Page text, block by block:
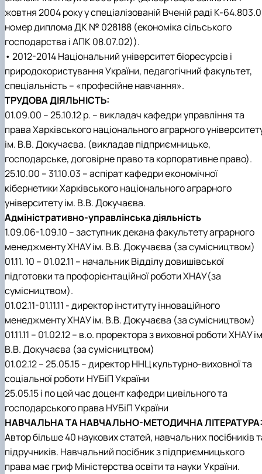
SEB-2025
University Research Services Catalogue
Faculty of Design and Engineering
Faculty of Economics
Faculty of Food Science, Nutrition and
Management
Faculty of Humanities and Pedagogy
Faculty of Information Technologies
Faculty of Land Management
Faculty of Law
Faculty of Veterinary Medicine
Mechanical and Technological Faculty
Faculty of Plant Protection, Biotechnology
Ecology
Farm named after O.V. Muzychenko
Educational and Research Farm «Vorzel»
Research Institute of Forestry and
Horticulture
Research Institute of Technology and
Animal Products
Research and Design Institute of
Standardisation and Technologies of Eco-Safe
Organic Products
Ukrainian Laboratory of Quality and Safety of
Agricultural Products
Ukrainian Research Institute of Agricultural
Radiology
Architecture and Design
Berezhany Agrotechnical Institute
Berezhany Professional College
Bobrovytsia Professional College named after
Mainova
Boyarka College of Ecology and Natural
Resources
Crimean Agro-Industrial College
Crimean Technical College of Land
and Agricultural Mechanisation
Irpin Professional College
Mukachevo Professional College
Nemishaieve Professional College
Nizhyn Agrotechnical Institute
Nizhyn Professional College
Prybrezhne Agrarian College
Rivne Professional College
Zalishchyky Professional College named after
Ye. Khraplivyi
International Students Office
жовтня 2004 року у спеціалізованій Вченій раді К-
номер диплома ДК № 028188 (економіка сільського
господарства і АПК 08.07.02)).
• 2012-2014 Національний університет біоресурсів і
природокористування України, педагогічний факультет,
спеціальність – «професійне навчання».
ТРУДОВА ДІЯЛЬНІСТЬ:
01.09.00 – 25.10.12 р. – викладач кафедри управління та
права Харківського національного аграрного
ім. В.В. Докучаєва. (викладав підприємницьке,
господарське, договірне право та корпоративне право).
25.10.00 – 31.10.03 – аспірат кафедри економічної
кібернетики Харківського національного аграрного
університету ім. В.В. Докучаєва.
Адміністративно-управлінська діяльність
1.09.06-1.09.10 – заступник декана факультету аграрного
менеджменту ХНАУ ім. В.В. Докучаєва (за сумісництвом)
01.11. 10 – 01.02.11 – начальник Відділу довишівської
підготовки та профорієнтаційної роботи ХНАУ(за
сумісництвом).
01.02.11-01.11.11 - директор інституту інноваційного
менеджменту ХНАУ ім. В.В. Докучаєва (за сумісництвом)
01.11.11 – 01.02.12 – в.о. проректора з виховної роботи ХНАУ
В.В. Докучаєва (за сумісництвом)
01.02.12 – 25.05.15 – директор ННЦ культурно-виховної та
соціальної роботи НУБіП України
25.05.15 і по цей час доцент кафедри цивільного та
господарського права НУБіП України
НАВЧАЛЬНА ТА НАВЧАЛЬНО-МЕТОДИЧНА ЛІТЕРАТУРА:
Автор більше 40 наукових статей, навчальних посібників
підручників. Навчальний посібник з підприємницького
права має гриф Міністерства освіти та науки України.